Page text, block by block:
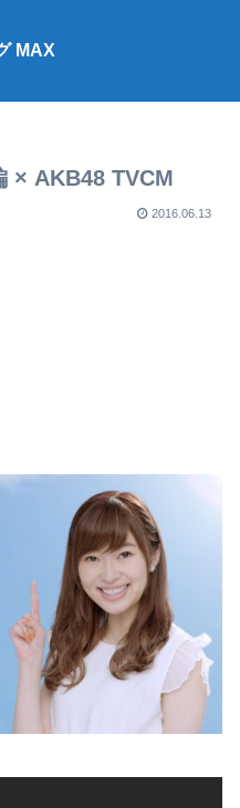
MAX
× AKB48 TVCM
2016.06.13